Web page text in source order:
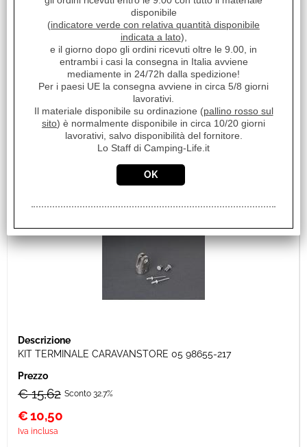
€ 10,61 Sconto 30.3%
7,40
Disponibile
KIT TERMINALE CARAVANSTORE 05 98655-217
€ 15,62 Sconto 32.7%
€10,50
Iva inclusa
disponibile
(indicatore verde con relativa quantità disponibile
indicata a lato),
e il giorno dopo gli ordini ricevuti oltre le 9.00, in
entrambi i casi la consegna in Italia avviene
mediamente in 24/72h dalla spedizione!
Per i paesi UE la consegna avviene in circa 5/8 giorni
lavorativi.
Il materiale disponibile su ordinazione (pallino rosso sul
sito) è normalmente disponibile in circa 10/20 giorni
lavorativi, salvo disponibilità del fornitore.
Lo Staff di Camping-Life.it